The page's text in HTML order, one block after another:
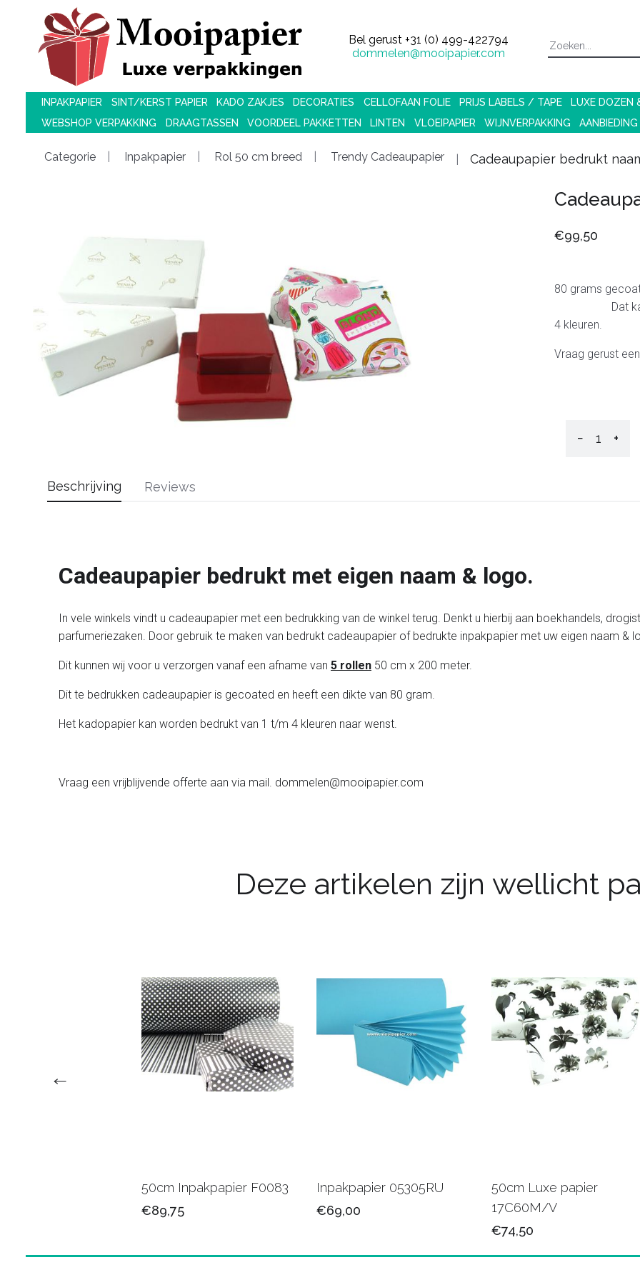
Bel gerust +31 (0) 499-422794
dommelen@mooipapier.com
INPAKPAPIER SINT/KERST PAPIER KADO ZAKJES DECORATIES CELLOFAAN FOLIE PRIJS LABELS / TAPE LUXE DOZEN
WEBSHOP VERPAKKING
DRAAGTASSEN VOORDEEL PAKKETTEN LINTEN VLOEIPAPIER WIJNVERPAKKING
Categorie Inpakpapier Rol 50 cm breed Trendy Cadeaupapier Cadeaupapier bedrukt
€99,50
80 grams
Dat kan
4 kleuren.
Vraag gerust
− +
Beschrijving
Cadeaupapier bedrukt met eigen naam & logo.
In vele winkels vindt u cadeaupapier met een bedrukking van de winkel terug. Denkt u hierbij aan boekhandels,
parfumeriezaken. Door gebruik te maken van bedrukt cadeaupapier of bedrukte inpakpapier met uw eigen naam &
Dit kunnen wij voor u verzorgen vanaf een afname van 5 rollen 50 cm x 200 meter.
Dit te bedrukken cadeaupapier is gecoated en heeft een dikte van 80 gram.
Het kadopapier kan worden bedrukt van 1 t/m 4 kleuren naar wenst.
Vraag een vrijblijvende offerte aan via mail. dommelen@mooipapier.com
Reviews
Deze artikelen zijn wellicht
50cm Inpakpapier F0083
€89,75
Inpakpapier 05305RU
€69,00
50cm Luxe papier
17C60M/V
€74,50